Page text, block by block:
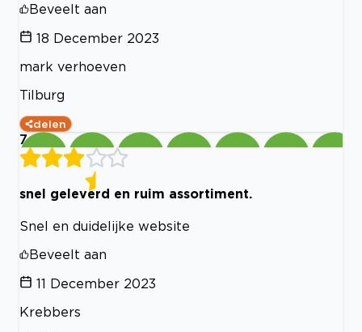
Beveelt aan
18 December 2023
mark verhoeven
Tilburg
delen
7
snel geleverd en ruim assortiment.
Snel en duidelijke website
Beveelt aan
11 December 2023
Krebbers